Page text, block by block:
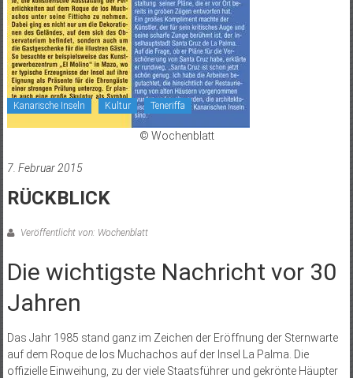
Kanarische Inseln Kultur Teneriffa
© Wochenblatt
7. Februar 2015
RÜCKBLICK
Veröffentlicht von: Wochenblatt
Die wichtigste Nachricht vor 30
Jahren
Das Jahr 1985 stand ganz im Zeichen der Eröffnung der Sternwarte
auf dem Roque de los Muchachos auf der Insel La Palma. Die
offizielle Einweihung, zu der viele Staatsführer und gekrönte Häupter